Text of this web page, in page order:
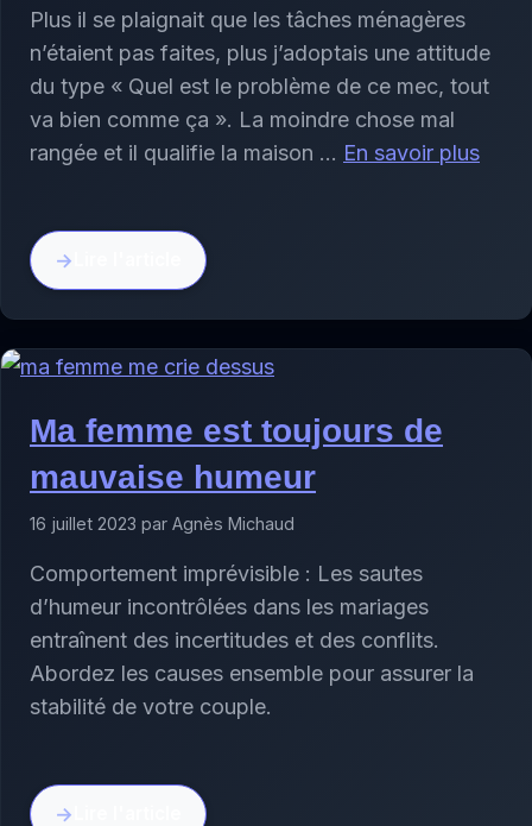
Plus il se plaignait que les tâches ménagères
n’étaient pas faites, plus j’adoptais une attitude
du type « Quel est le problème de ce mec, tout
va bien comme ça ». La moindre chose mal
rangée et il qualifie la maison … En savoir plus
Ma femme est toujours de
mauvaise humeur
16 juillet 2023 par Agnès Michaud
Comportement imprévisible : Les sautes
d’humeur incontrôlées dans les mariages
entraînent des incertitudes et des conflits.
Abordez les causes ensemble pour assurer la
stabilité de votre couple.